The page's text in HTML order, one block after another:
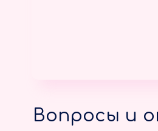
Вопросы и